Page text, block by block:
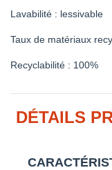
Lavabilité : lessivable
Taux de matériaux
Recyclabilité : 100%
DÉTAILS